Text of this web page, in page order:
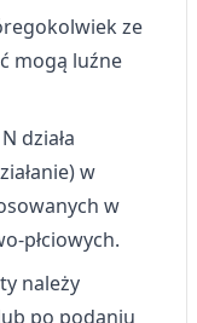
ze
mogą luźne
działa
w
w
płciowych.
należy
po podaniu
do